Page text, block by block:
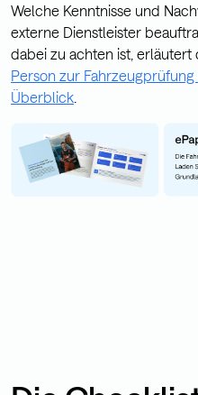
Welche Kenntnisse und
externe Dienstleister
dabei zu achten ist, erläutert
Person zur
Überblick